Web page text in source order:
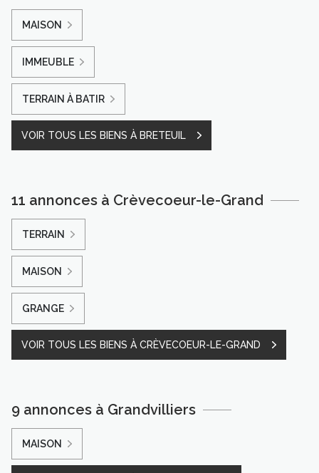
MAISON
IMMEUBLE
TERRAIN À BATIR
VOIR TOUS LES BIENS À BRETEUIL
11 annonces à Crèvecoeur-le-Grand
TERRAIN
MAISON
GRANGE
VOIR TOUS LES BIENS À CRÈVECOEUR-LE-GRAND
9 annonces à Grandvilliers
MAISON